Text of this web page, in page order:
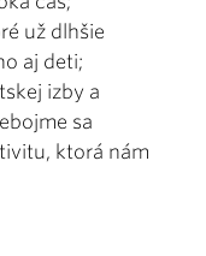
už dlhšie
aj deti;
izby a
sa
ktorá nám